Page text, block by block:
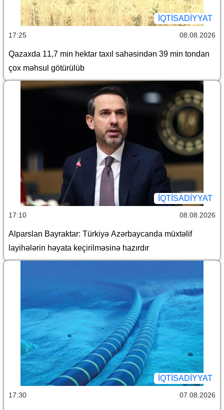
İQTİSADİYYAT
17:25 08.08.2026
Qazaxda 11,7 min hektar taxıl sahəsindən 39 min tondan
çox məhsul götürülüb
İQTİSADİYYAT
17:10 08.08.2026
Alparslan Bayraktar: Türkiyə Azərbaycanda müxtəlif
layihələrin həyata keçirilməsinə hazırdır
İQTİSADİYYAT
17:30 07.08.2026